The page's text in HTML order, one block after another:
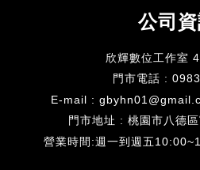
公司
欣輝數位工作室
門市電話 :
E-mail :
門市地址 : 桃園市八德
營業時間:週一到週五